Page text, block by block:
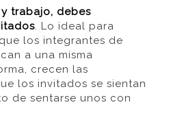
trabajo, debes
. Lo ideal para
los integrantes de
a una misma
crecen las
los invitados se sientan
de sentarse unos con